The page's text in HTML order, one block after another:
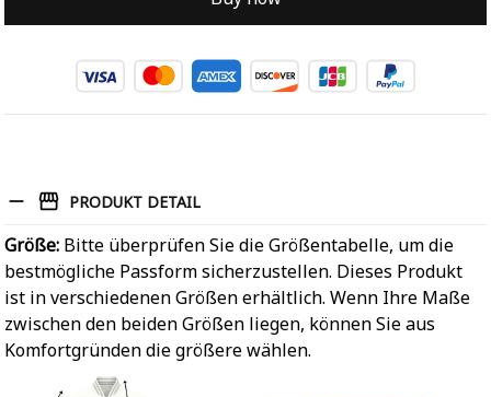
PRODUKT DETAIL
Größe: Bitte überprüfen Sie die Größentabelle, um die
bestmögliche Passform sicherzustellen. Dieses Produkt
ist in verschiedenen Größen erhältlich. Wenn Ihre Maße
zwischen den beiden Größen liegen, können Sie aus
Komfortgründen die größere wählen.